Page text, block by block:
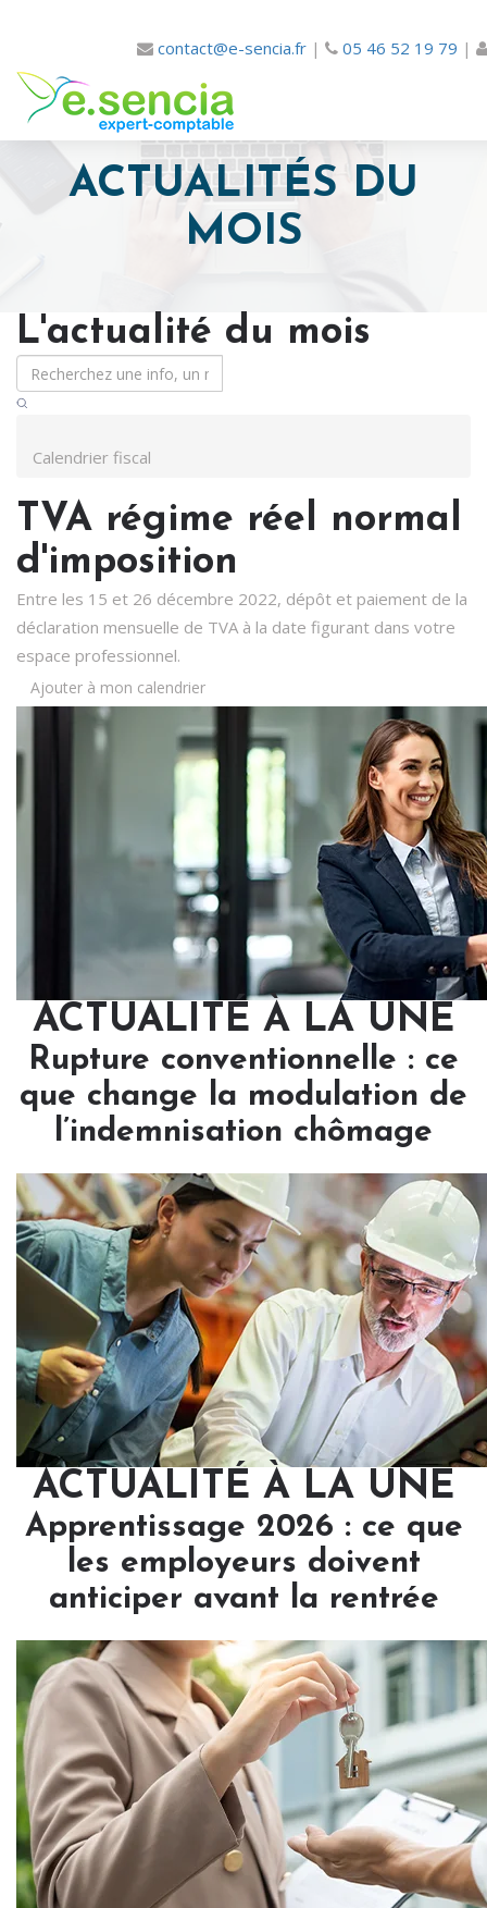
contact@e-sencia.fr | 05 46 52 19 79 |
ACTUALITÉS DU
MOIS
L'actualité du mois
Calendrier fiscal
TVA régime réel normal
d'imposition
Entre les 15 et 26 décembre 2022, dépôt et paiement de la
déclaration mensuelle de TVA à la date figurant dans votre
espace professionnel.
Ajouter à mon calendrier
ACTUALITÉ À LA UNE
Rupture conventionnelle : ce
que change la modulation de
l’indemnisation chômage
ACTUALITÉ À LA UNE
Apprentissage 2026 : ce que
les employeurs doivent
anticiper avant la rentrée